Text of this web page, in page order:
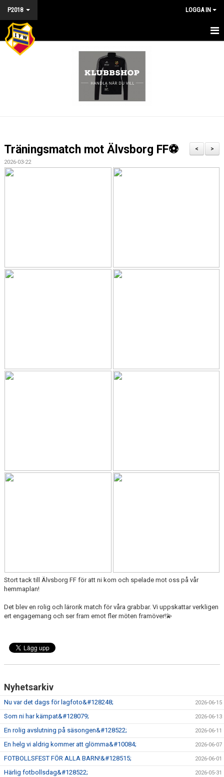
P2018 LOGGA IN
HEM - P2018
BILDGALLERI
>
<
Träningsmatch mot Älvsborg FF⚽️
2026-03-22
Stort tack till Älvsborg FF för att ni kom och spelade mot oss på vår
hemmaplan!
Det blev en rolig och lärorik match för våra grabbar. Vi uppskattar verkligen
ert engagemang och ser fram emot fler möten framöver!💫
Nyhetsarkiv
Nu var det dags för lagfoto&#128248; 2026-06-15
Som ni har kämpat&#128079; 2026-06-13
En rolig avslutning på säsongen&#128522; 2026-06-11
En helg vi aldrig kommer att glömma&#10084; 2026-06-07
FOTBOLLSFEST FÖR ALLA BARN!&#128515; 2026-06-01
Härlig fotbollsdag&#128522; 2026-05-31